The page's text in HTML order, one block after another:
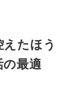
たほう
最適